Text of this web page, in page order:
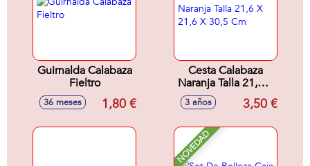
Guirnalda Calabaza
Fieltro
36 meses 1,80 €
Cesta Calabaza
Naranja Talla 21,6 X
21,6 X 30,5 Cm
3 años 3,50 €
NOVEDAD